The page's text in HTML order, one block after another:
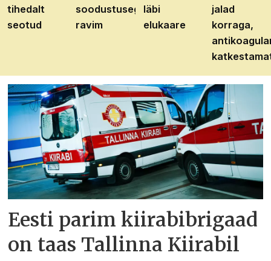
tihedalt
seotud
soodustusega
ravim
läbi
elukaare
jalad
korraga,
Eesti parim kiirabibrigaad
on taas Tallinna Kiirabil